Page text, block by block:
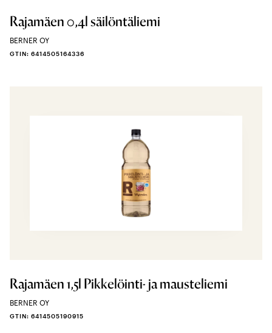
Rajamäen 0,4l säilöntäliemi
BERNER OY
GTIN: 6414505164336
Rajamäen 1,5l Pikkelöinti- ja mausteliemi
BERNER OY
GTIN: 6414505190915